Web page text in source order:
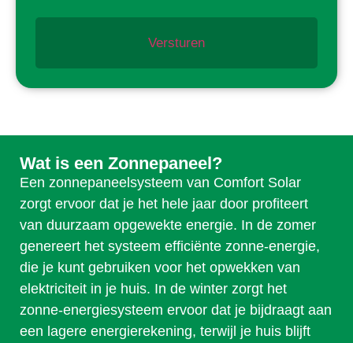
Wat is een Zonnepaneel?
Een zonnepaneelsysteem van Comfort Solar
zorgt ervoor dat je het hele jaar door profiteert
van duurzaam opgewekte energie. In de zomer
genereert het systeem efficiënte zonne-energie,
die je kunt gebruiken voor het opwekken van
elektriciteit in je huis. In de winter zorgt het
zonne-energiesysteem ervoor dat je bijdraagt aan
een lagere energierekening, terwijl je huis blijft